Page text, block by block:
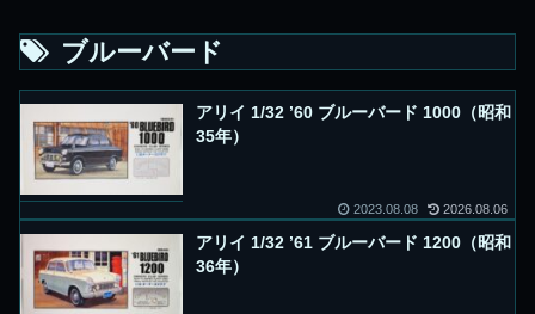
ブルーバード
アリイ 1/32 ’60 ブルーバード 1000（昭和
35年）
2023.08.08 2026.08.06
アリイ 1/32 ’61 ブルーバード 1200（昭和
36年）